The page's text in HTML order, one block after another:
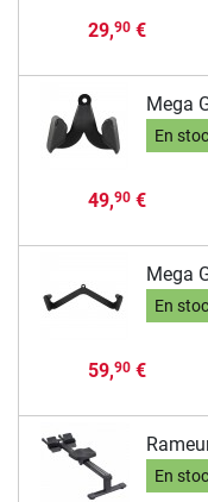
29,90€
Mega
En
49,90€
Mega
En
59,90€
En